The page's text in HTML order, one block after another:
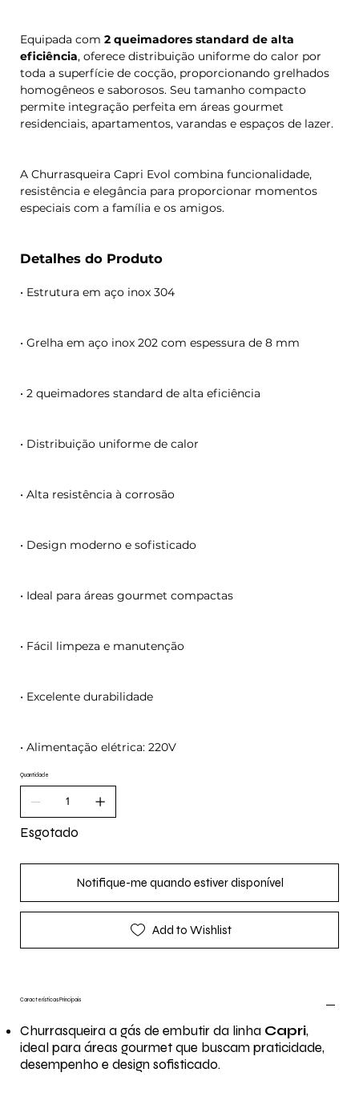
Equipada com 2 queimadores standard de alta
eficiência, oferece distribuição uniforme do calor por
toda a superfície de cocção, proporcionando grelhados
homogêneos e saborosos. Seu tamanho compacto
permite integração perfeita em áreas gourmet
residenciais, apartamentos, varandas e espaços de lazer.
A Churrasqueira Capri Evol combina funcionalidade,
resistência e elegância para proporcionar momentos
especiais com a família e os amigos.
Detalhes do Produto
• Estrutura em aço inox 304
• Grelha em aço inox 202 com espessura de 8 mm
• 2 queimadores standard de alta eficiência
• Distribuição uniforme de calor
• Alta resistência à corrosão
• Design moderno e sofisticado
• Ideal para áreas gourmet compactas
• Fácil limpeza e manutenção
• Excelente durabilidade
• Alimentação elétrica: 220V
Quantidade
Esgotado
Notifique-me quando estiver disponível
Add to Wishlist
Características Principais
Churrasqueira a gás de embutir da linha Capri,
ideal para áreas gourmet que buscam praticidade,
desempenho e design sofisticado.